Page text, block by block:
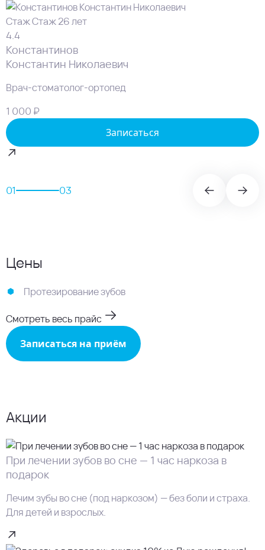
Стаж Стаж 26 лет
4.4
Константинов
Константин Николаевич
Врач-стоматолог-ортопед
1 000 ₽
Записаться
01 03
Цены
Протезирование зубов
Смотреть весь прайс
Записаться на приём
Акции
При лечении зубов во сне — 1 час наркоза в
подарок
Лечим зубы во сне (под наркозом) — без боли и страха.
Для детей и взрослых.